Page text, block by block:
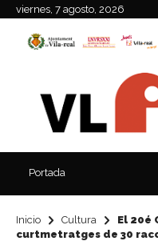
viernes, 7 agosto, 2026
Portada
Inicio Cultura
El 20é
curtmetratges de 30